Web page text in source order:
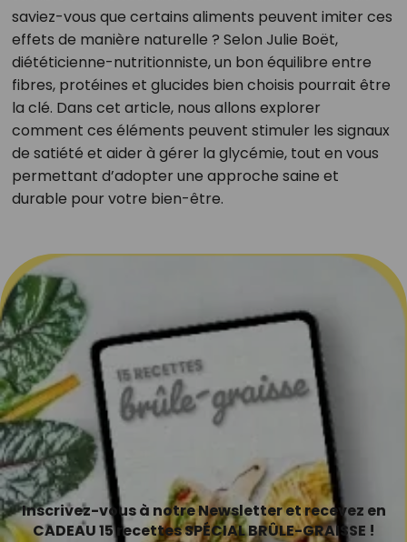
saviez-vous que certains aliments peuvent imiter ces
effets de manière naturelle ? Selon Julie Boët,
diététicienne-nutritionniste, un bon équilibre entre
fibres, protéines et glucides bien choisis pourrait être
la clé. Dans cet article, nous allons explorer
comment ces éléments peuvent stimuler les signaux
de satiété et aider à gérer la glycémie, tout en vous
permettant d’adopter une approche saine et
durable pour votre bien-être.
Inscrivez-vous à notre Newsletter et recevez en
CADEAU 15 recettes SPÉCIAL BRÛLE-GRAISSE !